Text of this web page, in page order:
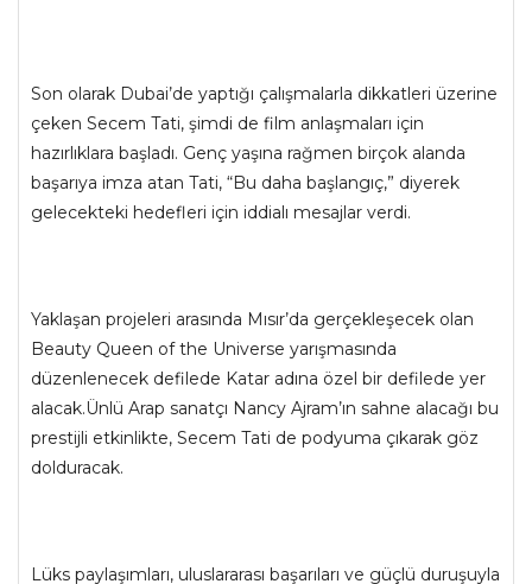
Son olarak Dubai’de yaptığı çalışmalarla dikkatleri üzerine
çeken Secem Tati, şimdi de film anlaşmaları için
hazırlıklara başladı. Genç yaşına rağmen birçok alanda
başarıya imza atan Tati, “Bu daha başlangıç,” diyerek
gelecekteki hedefleri için iddialı mesajlar verdi.
Yaklaşan projeleri arasında Mısır’da gerçekleşecek olan
Beauty Queen of the Universe yarışmasında
düzenlenecek defilede Katar adına özel bir defilede yer
alacak.Ünlü Arap sanatçı Nancy Ajram’ın sahne alacağı bu
prestijli etkinlikte, Secem Tati de podyuma çıkarak göz
dolduracak.
Lüks paylaşımları, uluslararası başarıları ve güçlü duruşuyla